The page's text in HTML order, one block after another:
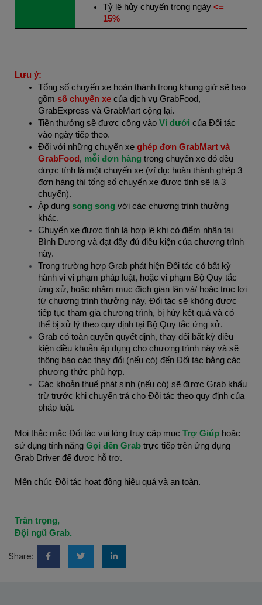
Tỷ lệ hủy chuyến trong ngày <=
15%
Lưu ý:
Tổng số chuyến xe hoàn thành trong khung giờ sẽ bao
gồm số chuyến xe của dịch vụ GrabFood,
GrabExpress và GrabMart cộng lại.
Tiền thưởng sẽ được cộng vào Ví dưới của Đối tác
vào ngày tiếp theo.
Đối với những chuyến xe ghép đơn GrabMart và
GrabFood , mỗi đơn hàng trong chuyến xe đó đều
được tính là một chuyến xe (ví dụ: hoàn thành ghép 3
đơn hàng thì tổng số chuyến xe được tính sẽ là 3
chuyến).
Áp dụng song song với các chương trình thưởng
khác.
Chuyến xe được tính là hợp lệ khi có điểm nhận tại
Bình Dương và đạt đầy đủ điều kiện của chương trình
này.
Trong trường hợp Grab phát hiện Đối tác có bất kỳ
hành vi vi phạm pháp luật, hoặc vi phạm Bộ Quy tắc
ứng xử, hoặc nhằm mục đích gian lận và/ hoặc trục lợi
từ chương trình thưởng này, Đối tác sẽ không được
tiếp tục tham gia chương trình, bị hủy kết quả và có
thể bị xử lý theo quy định tại Bộ Quy tắc ứng xử.
Grab có toàn quyền quyết định, thay đổi bất kỳ điều
kiện điều khoản áp dụng cho chương trình này và sẽ
thông báo các thay đổi (nếu có) đến Đối tác bằng các
phương thức phù hợp.
Các khoản thuế phát sinh (nếu có) sẽ được Grab khấu
trừ trước khi chuyển trả cho Đối tác theo quy định của
pháp luật.
Mọi thắc mắc Đối tác vui lòng truy cập mục Trợ Giúp hoặc
sử dụng tính năng Gọi đến Grab trực tiếp trên ứng dụng
Grab Driver để được hỗ trợ.
Mến chúc Đối tác hoạt động hiệu quả và an toàn.
Trân trọng,
Đội ngũ Grab.
Share: